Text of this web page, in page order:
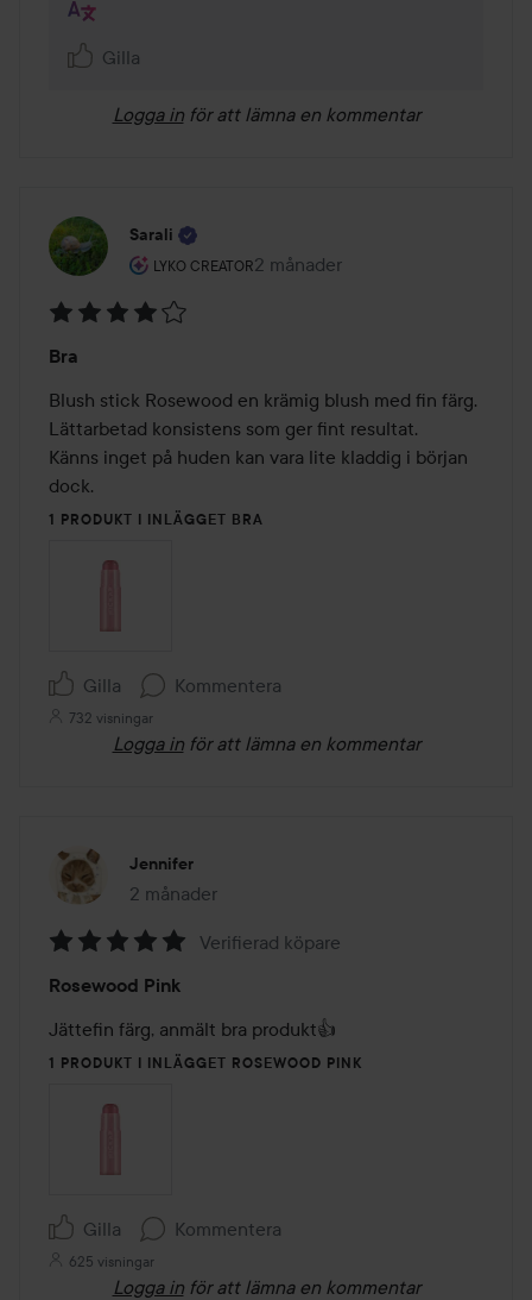
Gilla
Logga in för att lämna en kommentar
Sarali
LYKO CREATOR
Användarens roll: Lyko Creator.
2 månader
Inlägget skapades 2 månader
4
av
5
Bra
Blush stick Rosewood en krämig blush med fin färg.
Lättarbetad konsistens som ger fint resultat.
Känns inget på huden kan vara lite kladdig i början
dock.
1 PRODUKT I INLÄGGET BRA
Gilla Kommentera
732 visningar
Logga in för att lämna en kommentar
Jennifer
2 månader
Inlägget skapades 2 månader
5
av
5
Verifierad köpare
Rosewood Pink
Jättefin färg, anmält bra produkt👍
1 PRODUKT I INLÄGGET ROSEWOOD PINK
Gilla Kommentera
625 visningar
Logga in för att lämna en kommentar